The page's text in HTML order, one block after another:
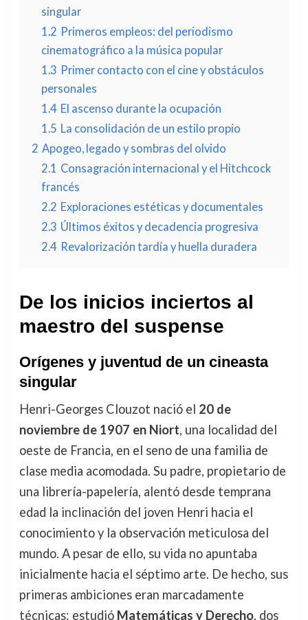
singular
1.2 Primeros empleos: del periodismo
cinematográfico a la música popular
1.3 Primer contacto con el cine y obstáculos
personales
1.4 El ascenso durante la ocupación
1.5 La consolidación de un estilo propio
2 Apogeo, legado y sombras del olvido
2.1 Consagración internacional y el Hitchcock
francés
2.2 Exploraciones estéticas y documentales
2.3 Últimos éxitos y decadencia progresiva
2.4 Revalorización tardía y huella duradera
De los inicios inciertos al
maestro del suspense
Orígenes y juventud de un cineasta
singular
Henri-Georges Clouzot nació el 20 de
noviembre de 1907 en Niort, una localidad del
oeste de Francia, en el seno de una familia de
clase media acomodada. Su padre, propietario de
una librería-papelería, alentó desde temprana
edad la inclinación del joven Henri hacia el
conocimiento y la observación meticulosa del
mundo. A pesar de ello, su vida no apuntaba
inicialmente hacia el séptimo arte. De hecho, sus
primeras ambiciones eran marcadamente
técnicas: estudió Matemáticas y Derecho, dos